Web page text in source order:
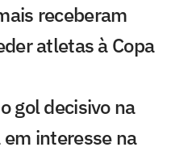
receberam
atletas à Copa
gol decisivo na
interesse na